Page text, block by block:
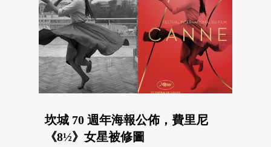
坎城 70 週年海報公佈，費里尼
《8½》女星被修圖